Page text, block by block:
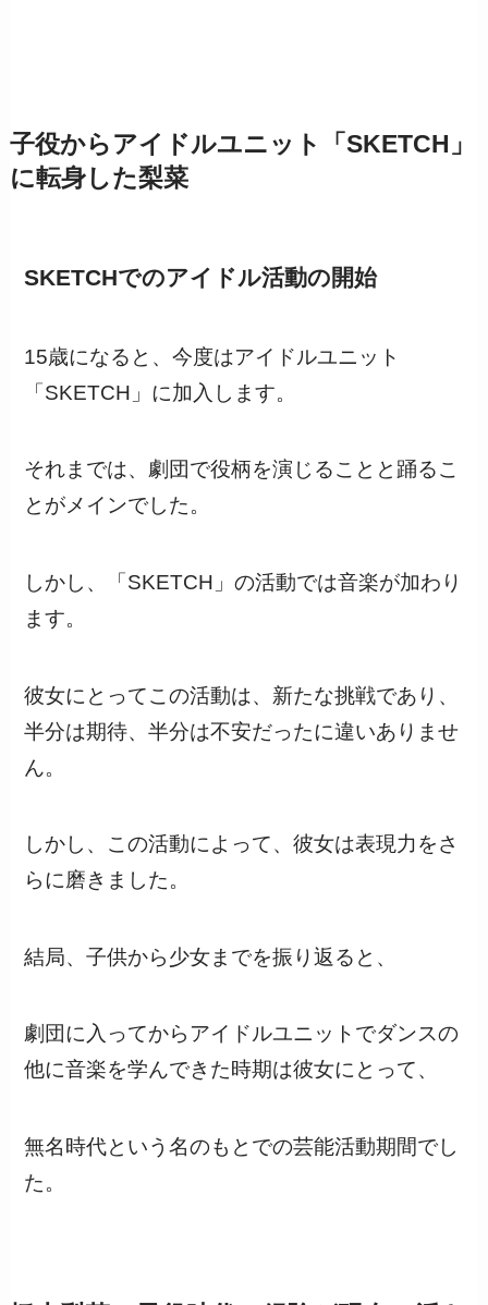
子役からアイドルユニット「SKETCH」
に転身した梨菜
SKETCHでのアイドル活動の開始
15歳になると、今度はアイドルユニット
「SKETCH」に加入します。
それまでは、劇団で役柄を演じることと踊るこ
とがメインでした。
しかし、「SKETCH」の活動では音楽が加わり
ます。
彼女にとってこの活動は、新たな挑戦であり、
半分は期待、半分は不安だったに違いありませ
ん。
しかし、この活動によって、彼女は表現力をさ
らに磨きました。
結局、子供から少女までを振り返ると、
劇団に入ってからアイドルユニットでダンスの
他に音楽を学んできた時期は彼女にとって、
無名時代という名のもとでの芸能活動期間でし
た。